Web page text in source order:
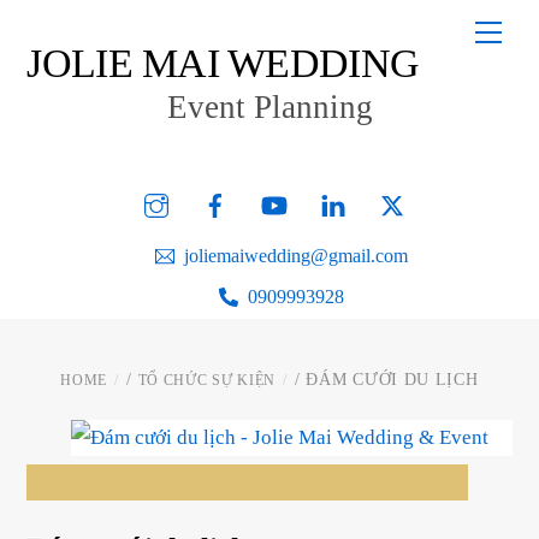
JOLIE MAI WEDDING
Event Planning
Instagram YouTube
joliemaiwedding@gmail.com
0909993928
HOME / TỔ CHỨC SỰ KIỆN / ĐÁM CƯỚI DU LỊCH